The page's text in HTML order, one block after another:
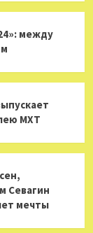
между
МХТ
Севагин
мечты